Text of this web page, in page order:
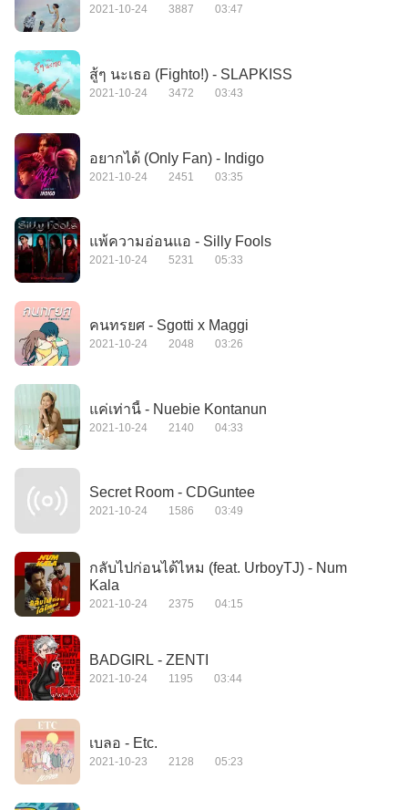
2021-10-24 3887 03:47
สู้ๆ นะเธอ (Fighto!) - SLAPKISS
2021-10-24 3472 03:43
อยากได้ (Only Fan) - Indigo
2021-10-24 2451 03:35
แพ้ความอ่อนแอ - Silly Fools
2021-10-24 5231 05:33
คนทรยศ - Sgotti x Maggi
2021-10-24 2048 03:26
แค่เท่านี้ - Nuebie Kontanun
2021-10-24 2140 04:33
Secret Room - CDGuntee
2021-10-24 1586 03:49
กลับไปก่อนได้ไหม (feat. UrboyTJ) - Num
Kala
2021-10-24 2375 04:15
BADGIRL - ZENTI
2021-10-24 1195 03:44
เบลอ - Etc.
2021-10-23 2128 05:23